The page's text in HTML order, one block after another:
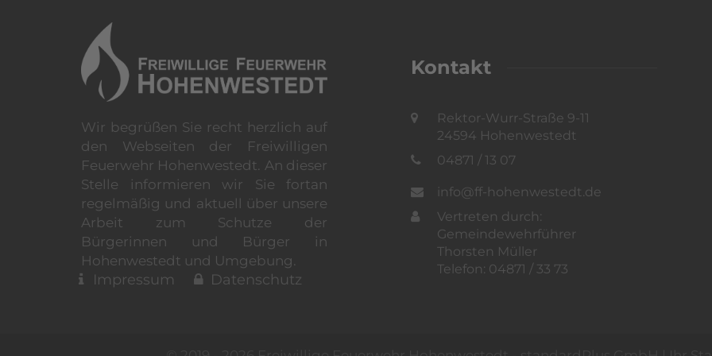
Wir begrüßen Sie recht herzlich auf
den Webseiten der Freiwilligen
Feuerwehr Hohenwestedt. An dieser
Stelle informieren wir Sie fortan
regelmäßig und aktuell über unsere
Arbeit zum Schutze der
Bürgerinnen und Bürger in
Hohenwestedt und Umgebung.
Impressum Datenschutz
Kontakt
Rektor-Wurr-Straße 9-11
24594 Hohenwestedt
04871 / 13 07
info@ff-hohenwestedt.de
Vertreten durch:
Gemeindewehrführer
Thorsten Müller
Telefon: 04871 / 33 73